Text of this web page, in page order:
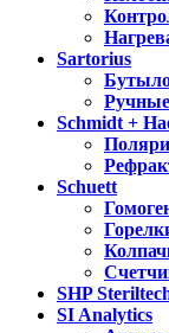
Sartorius
Schmidt +
Schuett
SHP
SI Analytics